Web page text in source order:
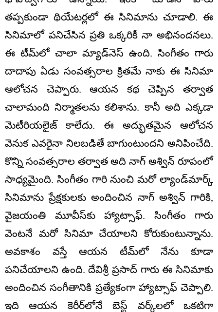
తప్పకుండా థియేటర్లలో ఈ సినిమాను చూడాలి. ఈ
సినిమాలో పనిచేసిన ప్రతి ఒక్కరికీ నా అభినందనలు.
ఈ టీమ్‌లో చాలా మ్యాడ్‌నెస్ ఉంది. సింగీతం గారు
దాదాపు ఏడు సంవత్సరాల క్రితమే నాకు ఈ సినిమా
ఆలోచన చెప్పారు. ఆయన కథ చెప్పిన తర్వాత
చాలామంది నిర్మాతలను కలిశాను. కానీ అది ఎక్కడా
మెటీరియలైజ్ కాలేదు. ఈ అద్భుతమైన ఆలోచన
వెనుక ఎవరైనా నిలబడితే బాగుంటుందని అనిపించేది.
కొన్ని సంవత్సరాల తర్వాత అది నాగ్ అశ్విన్ రూపంలో
సాధ్యమైంది. సింగీతం గారి నుంచి మరో ల్యాండ్‌మార్క్
సినిమాను ప్రేక్షకులకు అందించిన నాగ్ అశ్విన్ గారికి,
వైజయంతి మూవీస్‌కు హ్యాట్సాఫ్. సింగీతం గారు
వెంటనే మరో సినిమా చేయాలని కోరుకుంటున్నాను.
అవకాశం వస్తే ఆయన టీమ్‌లో నేను కూడా
పనిచేయాలని ఉంది. దేవిశ్రీ ప్రసాద్ గారు ఈ సినిమాకు
అందించిన సంగీతానికి ప్రత్యేకంగా హ్యాట్సాఫ్ చెప్పాలి.
ఇది ఆయన కెరీర్‌లోనే బెస్ట్ వర్క్‌లలో ఒకటిగా